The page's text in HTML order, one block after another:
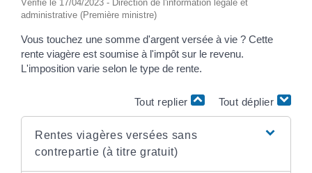
Vérifié le 17/04/2023 - Direction de l'information légale et
administrative (Première ministre)
Vous touchez une somme d'argent versée à vie ? Cette
rente viagère est soumise à l'impôt sur le revenu.
L'imposition varie selon le type de rente.
Tout replier Tout déplier
Rentes viagères versées sans
contrepartie (à titre gratuit)